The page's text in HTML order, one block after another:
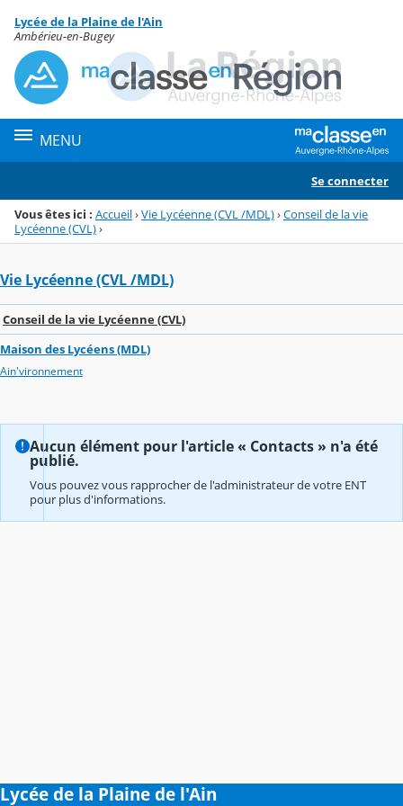
Menu de la rubrique
Contenu
Lycée de la Plaine de l'Ain
Ambérieu-en-Bugey
MENU
Se connecter
Vous êtes ici : Accueil›Vie Lycéenne (CVL /MDL)›Conseil de la vie
Lycéenne (CVL)›
Vie Lycéenne (CVL /MDL)
Conseil de la vie Lycéenne (CVL)
Maison des Lycéens (MDL)
Ain'vironnement
Aucun élément pour l'article « Contacts » n'a été
publié.
Vous pouvez vous rapprocher de l'administrateur de votre ENT
pour plus d'informations.
Lycée de la Plaine de l'Ain